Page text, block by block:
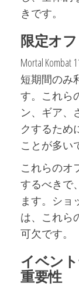
きです。
限定オ
Mortal
短期間のみ
す。これら
ン、ギア、
クするため
ことが多い
これらのオ
するべきで
ます。ショ
は、これら
可欠です。
イベン
重要性